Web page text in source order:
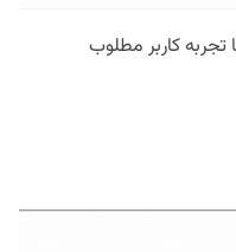
کاربر مطلوب